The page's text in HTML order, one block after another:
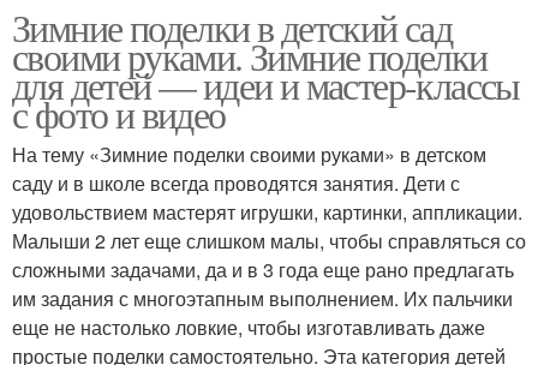
Зимние поделки в детский сад
своими руками. Зимние поделки
для детей — идеи и мастер-классы
с фото и видео
На тему «Зимние поделки своими руками» в детском
саду и в школе всегда проводятся занятия. Дети с
удовольствием мастерят игрушки, картинки, аппликации.
Малыши 2 лет еще слишком малы, чтобы справляться со
сложными задачами, да и в 3 года еще рано предлагать
им задания с многоэтапным выполнением. Их пальчики
еще не настолько ловкие, чтобы изготавливать даже
простые поделки самостоятельно. Эта категория детей